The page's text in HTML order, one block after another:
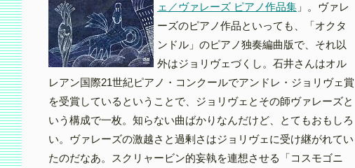
ェ／ヴァレーズ ピアノ作品集 」。ヴァレ
ーズのピアノ作品といっても、「オクタ
ンドル」のピアノ独奏編曲版で、それ以
外はジョリヴェづくし。石井さんはオル
レアン国際21世紀ピアノ・コンクールでアンドレ・ジョリヴェ賞
を受賞しているということで、ジョリヴェとその師ヴァレーズと
いう構成で一枚。知らない曲ばかりなんだけど、とてもおもしろ
い。ヴァレーズの激越さと過剰さはジョリヴェに受け継がれてい
たのだなあ。スクリャービン的妄執を連想させる「コスモゴニ